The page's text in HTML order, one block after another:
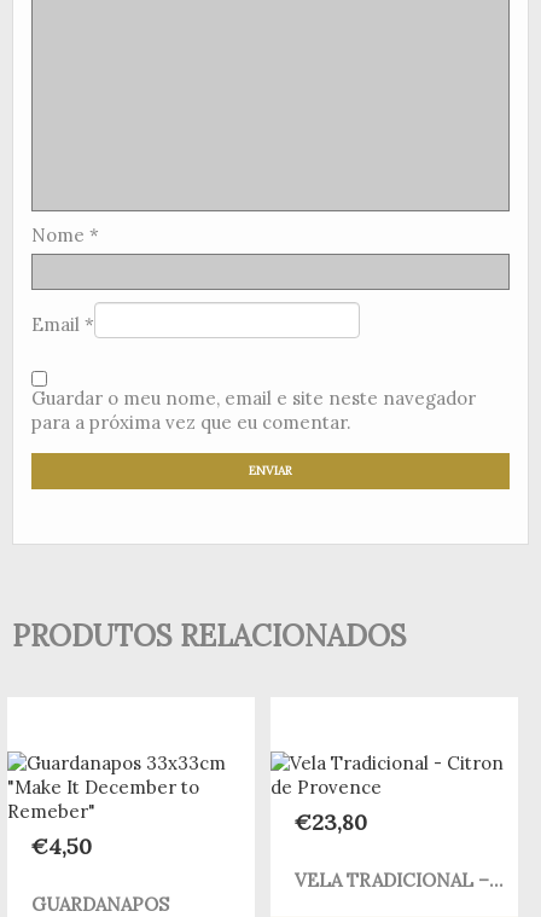
Nome *
Email *
Guardar o meu nome, email e site neste navegador
para a próxima vez que eu comentar.
PRODUTOS RELACIONADOS
€4,50
GUARDANAPOS
€23,80
VELA TRADICIONAL –...